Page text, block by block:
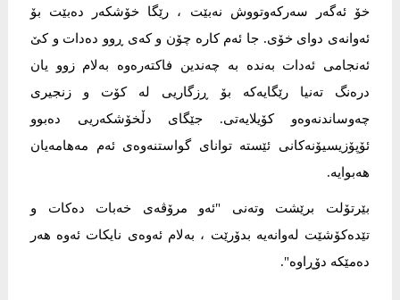
خۆ ئەگەر سەركەوتووش نەبێت ، رێگا خۆشكەر دەبێت بۆ
ئەوانەی دوای خۆی. جا ئەم كارە چۆن و كەی ڕوو دەدات و كێ
ئەنجامی ئەدات بەندە بە چەندین فاكتەرەوە بەلام زوو یان
درەنگ تەنیا رێگایەكە بۆ ڕزگاریی لە كۆت و زنجیری
چەوساندنەوەو كۆیلایەتی. جێگای دڵخۆشكەریی دەبوو
ئۆپۆزیسیۆنەكانی ئێستە توانای گواستنەوەی ئەم مەهامەیان
هەبوایە.
بێرتۆلت برێشت وتەنی "ئەو مرۆڤەی خەبات دەكات و
تێدەكۆشێت لەوانەیە بدۆرێت ، بەلام ئەوەی نایكات ئەوە هەر
دەمێكە دۆڕاوە".